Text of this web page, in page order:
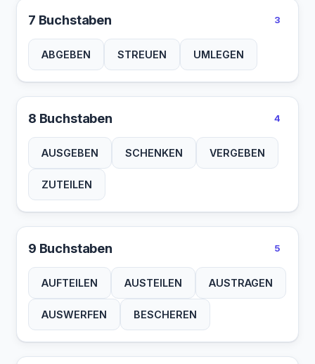
7 Buchstaben 3
ABGEBEN STREUEN UMLEGEN
8 Buchstaben 4
AUSGEBEN SCHENKEN VERGEBEN
ZUTEILEN
9 Buchstaben 5
AUFTEILEN AUSTEILEN AUSTRAGEN
AUSWERFEN BESCHEREN